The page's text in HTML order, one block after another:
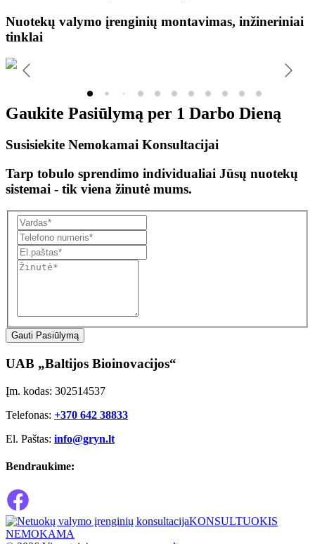
Nuotekų valymo įrenginių montavimas, inžineriniai
tinklai
Gaukite Pasiūlymą per 1 Darbo Dieną
Susisiekite Nemokamai Konsultacijai
Tarp tobulo sprendimo individualiai Jūsų nuotekų
sistemai - tik viena žinutė mums.
Gauti Pasiūlymą
UAB „Baltijos Bioinovacijos“
Įm. kodas: 302514537
Telefonas: +370 642 38833
El. Paštas: info@gryn.lt
Bendraukime:
KONSULTUOKIS
NEMOKAMA